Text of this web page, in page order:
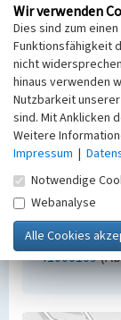
Der hier
Lizenz dl-by-
an diesen
Empfohlene
„Asendorfer
https://
41000109
Wir verwenden
Dies sind zum
Funktionsfähigkeit
nicht
hinaus verwenden
Nutzbarkeit
sind. Mit Anklicken
Weitere
Impressum |
Notwendige
Webanalyse